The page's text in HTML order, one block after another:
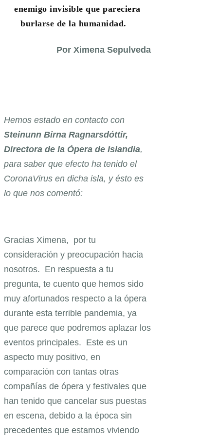
enemigo invisible que pareciera
burlarse de la humanidad.
Por Ximena Sepulveda
Hemos estado en contacto con
Steinunn Birna Ragnarsdóttir,
Directora de la Ópera de Islandia,
para saber que efecto ha tenido el
CoronaVirus en dicha isla, y ésto es
lo que nos comentó:
Gracias Ximena, por tu
consideración y preocupación hacia
nosotros. En respuesta a tu
pregunta, te cuento que hemos sido
muy afortunados respecto a la ópera
durante esta terrible pandemia, ya
que parece que podremos aplazar los
eventos principales. Este es un
aspecto muy positivo, en
comparación con tantas otras
compañías de ópera y festivales que
han tenido que cancelar sus puestas
en escena, debido a la época sin
precedentes que estamos viviendo